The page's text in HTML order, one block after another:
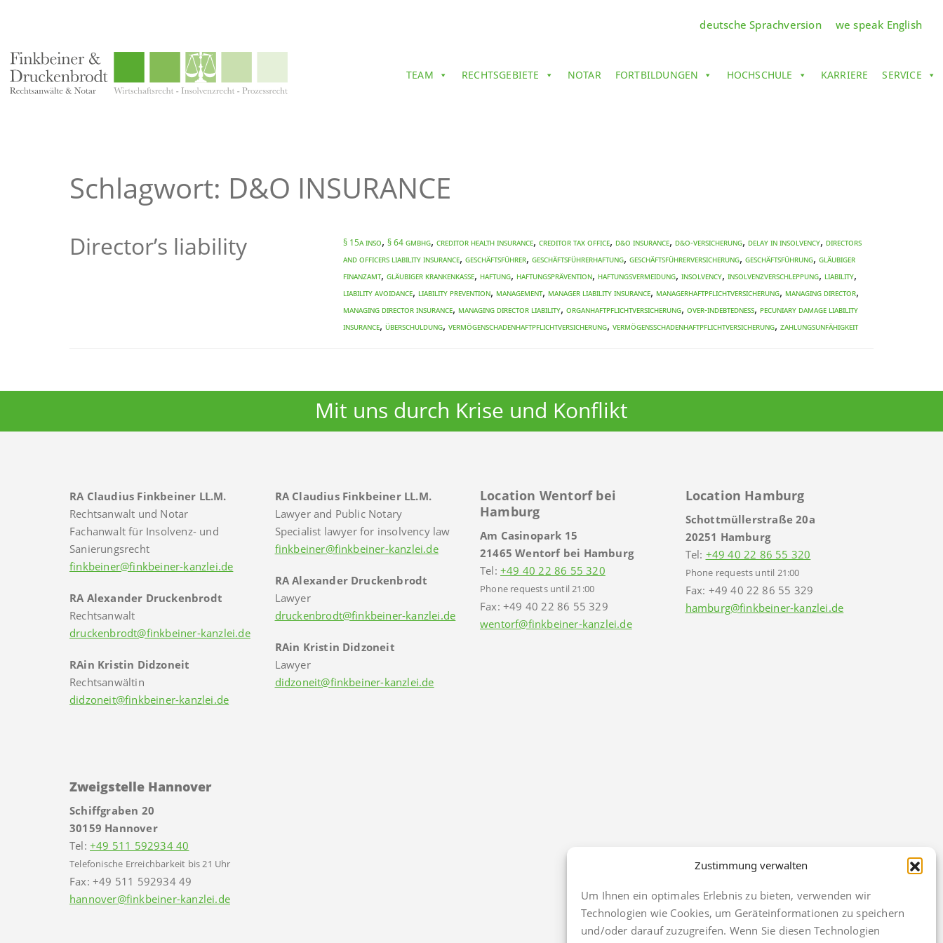
Zustimmung verwalten
Um Ihnen ein optimales Erlebnis zu bieten, verwenden wir
Technologien wie Cookies, um Geräteinformationen zu speichern
und/oder darauf zuzugreifen. Wenn Sie diesen Technologien
deutsche Sprachversion we speak English
TEAM RECHTSGEBIETE NOTAR FORTBILDUNGEN HOCHSCHULE KARRIERE SERVICE
Schlagwort: D&O INSURANCE
Director’s liability § 15a InsO, § 64 GmbHG, CREDITOR HEALTH INSURANCE, CREDITOR TAX OFFICE, D&O INSURANCE, D&O-Versicherung, DELAY IN INSOLVENCY, DIRECTORS
AND OFFICERS LIABILITY INSURANCE, Geschäftsführer, Geschäftsführerhaftung, Geschäftsführerversicherung, Geschäftsführung, Gläubiger
Finanzamt, Gläubiger Krankenkasse, Haftung, Haftungsprävention, Haftungsvermeidung, INSOLVENCY, Insolvenzverschleppung, LIABILITY,
LIABILITY AVOIDANCE, LIABILITY PREVENTION, MANAGEMENT, MANAGER LIABILITY INSURANCE, Managerhaftpflichtversicherung, MANAGING DIRECTOR,
MANAGING DIRECTOR INSURANCE, MANAGING DIRECTOR LIABILITY, Organhaftpflichtversicherung, over-indebtedness, PECUNIARY DAMAGE LIABILITY
INSURANCE, Überschuldung, Vermögenschadenhaftpflichtversicherung, Vermögensschadenhaftpflichtversicherung, Zahlungsunfähigkeit
Mit uns durch Krise und Konflikt
RA Claudius Finkbeiner LL.M.
Rechtsanwalt und Notar
Fachanwalt für Insolvenz- und
Sanierungsrecht
finkbeiner@finkbeiner-kanzlei.de
RA Alexander Druckenbrodt
Rechtsanwalt
druckenbrodt@finkbeiner-kanzlei.de
RAin Kristin Didzoneit
Rechtsanwältin
didzoneit@finkbeiner-kanzlei.de
RA Claudius Finkbeiner LL.M.
Lawyer and Public Notary
Specialist lawyer for insolvency law
finkbeiner@finkbeiner-kanzlei.de
RA Alexander Druckenbrodt
Lawyer
druckenbrodt@finkbeiner-kanzlei.de
RAin Kristin Didzoneit
Lawyer
didzoneit@finkbeiner-kanzlei.de
Location Wentorf bei
Hamburg
Am Casinopark 15
21465 Wentorf bei Hamburg
Tel: +49 40 22 86 55 320
Phone requests until 21:00
Fax: +49 40 22 86 55 329
wentorf@finkbeiner-kanzlei.de
Location Hamburg
Schottmüllerstraße 20a
20251 Hamburg
Tel: +49 40 22 86 55 320
Phone requests until 21:00
Fax: +49 40 22 86 55 329
hamburg@finkbeiner-kanzlei.de
Zweigstelle Hannover
Schiffgraben 20
30159 Hannover
Tel: +49 511 592934 40
Telefonische Erreichbarkeit bis 21 Uhr
Fax: +49 511 592934 49
hannover@finkbeiner-kanzlei.de